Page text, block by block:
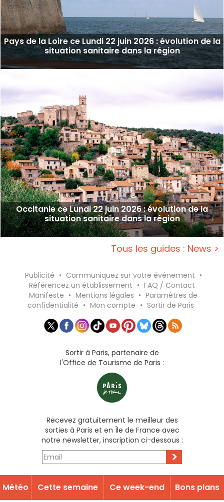
Pays de la Loire ce Lundi 22 juin 2026 : évolution de la
situation sanitaire dans la région
Occitanie ce Lundi 22 juin 2026 : évolution de la
situation sanitaire dans la région
Tous les guides : News >
Publicité • Communiquez sur votre événement •
Référencez un établissement • FAQ / Contact
Manifeste • Mentions légales • Paramètres de
confidentialité • Mon compte • Sortir de Paris
Sortir à Paris, partenaire de
l'Office de Tourisme de Paris :
Recevez gratuitement le meilleur des
sorties à Paris et en Île de France avec
notre newsletter, inscription ci-dessous :
>
Météo Cette semaine Ce week-end Bons plans